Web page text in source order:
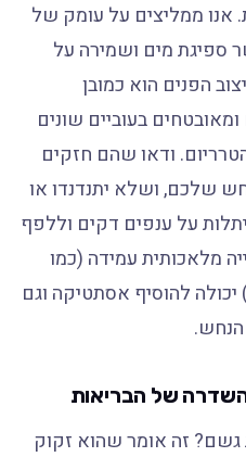
אנו ממליצים על עומק של
ספיגת מים ושמירה על
הפנים הוא כמובן
בעוביים שונים
הטרריום. ודאו שהם חזקים
ושלא יתנדנדו או
על ענפים דקים וללפף
מלאכותית עמידה (כמו
להוסיף אסתטיקה וגם
של הבריאות
זה אומר שהוא זקוק